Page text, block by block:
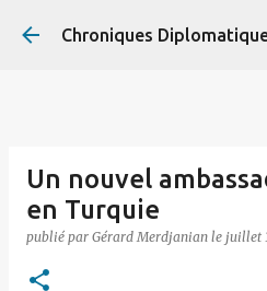
Accéder au
Chroniques
Un nouvel
en Turquie
publié par Gérard Merdjanian le juillet